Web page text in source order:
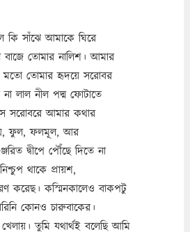
কি সাঁঝে আমাকে ঘিরে
তোমার নালিশ। আমার
তোমার হৃদয়ে সরোবর
লাল নীল পদ্ম ফোটাতে
সরোবরে আমার কথার
ফুল, ফলমূল, আর
দ্বীপে পৌঁছে দিতে না
থাকে প্রায়শ,
করেছ। কস্মিনকালেও বাকপটু
কোনও চারুবাকের।
তুমি যথার্থই বলেছি আমি